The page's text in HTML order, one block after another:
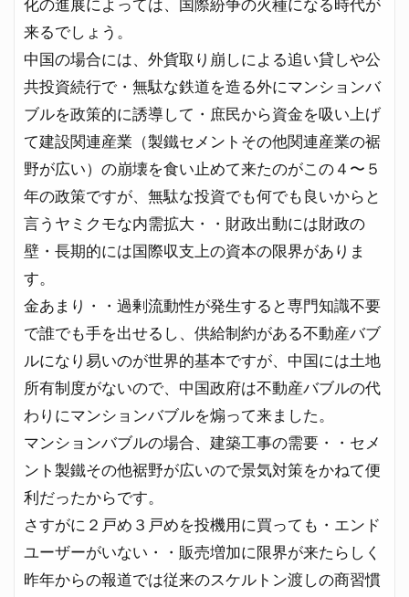
化の進展によっては、国際紛争の火種になる時代が
来るでしょう。
中国の場合には、外貨取り崩しによる追い貸しや公
共投資続行で・無駄な鉄道を造る外にマンションバ
ブルを政策的に誘導して・庶民から資金を吸い上げ
て建設関連産業（製鐵セメントその他関連産業の裾
野が広い）の崩壊を食い止めて来たのがこの４〜５
年の政策ですが、無駄な投資でも何でも良いからと
言うヤミクモな内需拡大・・財政出動には財政の
壁・長期的には国際収支上の資本の限界がありま
す。
金あまり・・過剰流動性が発生すると専門知識不要
で誰でも手を出せるし、供給制約がある不動産バブ
ルになり易いのが世界的基本ですが、中国には土地
所有制度がないので、中国政府は不動産バブルの代
わりにマンションバブルを煽って来ました。
マンションバブルの場合、建築工事の需要・・セメ
ント製鐵その他裾野が広いので景気対策をかねて便
利だったからです。
さすがに２戸め３戸めを投機用に買っても・エンド
ユーザーがいない・・販売増加に限界が来たらしく
昨年からの報道では従来のスケルトン渡しの商習慣